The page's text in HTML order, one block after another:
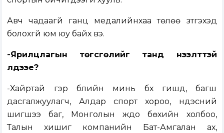
Авч чадаагүй ганц медалийнхаа төлөө зүтгэхэд
болохгүй юм юу байх вэ.
-Ярилцлагын төгсгөлийг танд нээлттэй
үлдээе?
-Хайртай гэр бүлийн минь бүх гишүүд, багш
дасгалжуулагч, Алдар спорт хороо, үндэсний
шигшээ баг, Монголын жүдо бөхийн холбоо,
Талын хишиг компанийн Бат-Амгалан ах,